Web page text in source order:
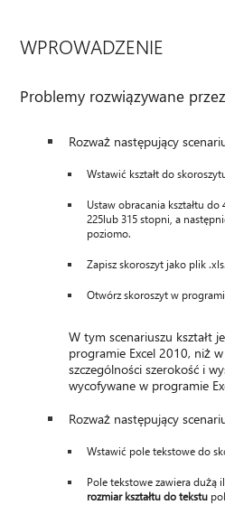
WPROWADZENIE
Problemy rozwiązywane
Rozważ następujący
Wstawić kształt do
Ustaw obracania kształtu
225lub 315 stopni, a
poziomo.
Zapisz skoroszyt jako plik .xls.
Otwórz skoroszyt w
W tym scenariuszu kształt
programie Excel 2010, niż
szczególności szerokość i
wycofywane w programie
Rozważ następujący
Wstawić pole tekstowe do
Pole tekstowe zawiera dużą
rozmiar kształtu do tekstu